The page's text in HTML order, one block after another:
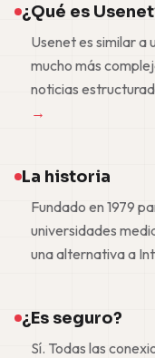
¿Qué es
Usenet es similar a
mucho más
noticias
→
La historia
Fundado en 1979
universidades
una alternativa a
¿Es seguro?
Sí. Todas las